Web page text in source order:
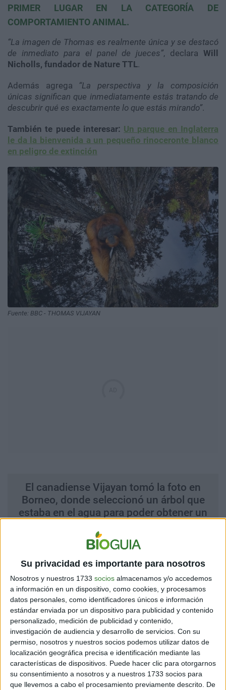
Su privacidad es importante para nosotros
Nosotros y nuestros 1733 socios almacenamos y/o accedemos
a información en un dispositivo, como cookies, y procesamos
datos personales, como identificadores únicos e información
estándar enviada por un dispositivo para publicidad y contenido
personalizado, medición de publicidad y contenido,
investigación de audiencia y desarrollo de servicios. Con su
permiso, nosotros y nuestros socios podemos utilizar datos de
localización geográfica precisa e identificación mediante las
características de dispositivos. Puede hacer clic para otorgarnos
su consentimiento a nosotros y a nuestros 1733 socios para
que llevemos a cabo el procesamiento previamente descrito. De
PRIMER LUGAR EN LA CATEGORÍA DE
COMPORTAMIENTO ANIMAL.​​​​​​​
“La imagen de Thomas es realmente única y se destacó
de inmediato para el panel de jueces”, declara Will
Nicholls, fundador de Nature TTL.
Además agrega “La perspectiva y la composición
únicas significan que inmediatamente estás tratando de
descubrir qué es exactamente lo que estás mirando”.
También te puede interesar: Un parque en Inglaterra
le da la bienvenida a un pequeño rinoceronte blanco
en peligro de extinción
Fuente: BBC - THOMAS VIJAYAN
El canadiense Vijayan tomó la foto en
Borneo, donde seleccionó un árbol que
estaba en el agua para poder obtener un
revés.
“Esta imagen significa mucho para mí porque
actualmentela población de orangután se está
reduciendo a un ritmo alarmante” , dijo el fotógrafo.
También explica que“Los árboles de más de1.000
años, que son un activo importante para nuestro planeta,
se están talando para la plantación de aceite de palma
Como humanos, tenemos muchas opciones
alternativas para reemplazar el aceite, pero los
orangutanes no tienen otra opción que perder su
hogar”.